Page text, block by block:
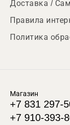
Доставка /
Правила
Политика
Магазин
+7 831 297-
+7 910-393-